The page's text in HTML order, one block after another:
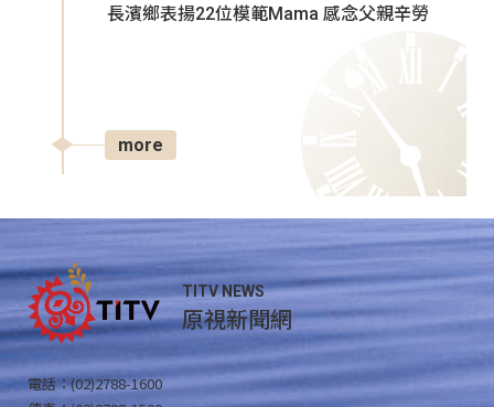
長濱鄉表揚22位模範Mama 感念父親辛勞
more
TITV NEWS
原視新聞網
電話：(02)2788-1600